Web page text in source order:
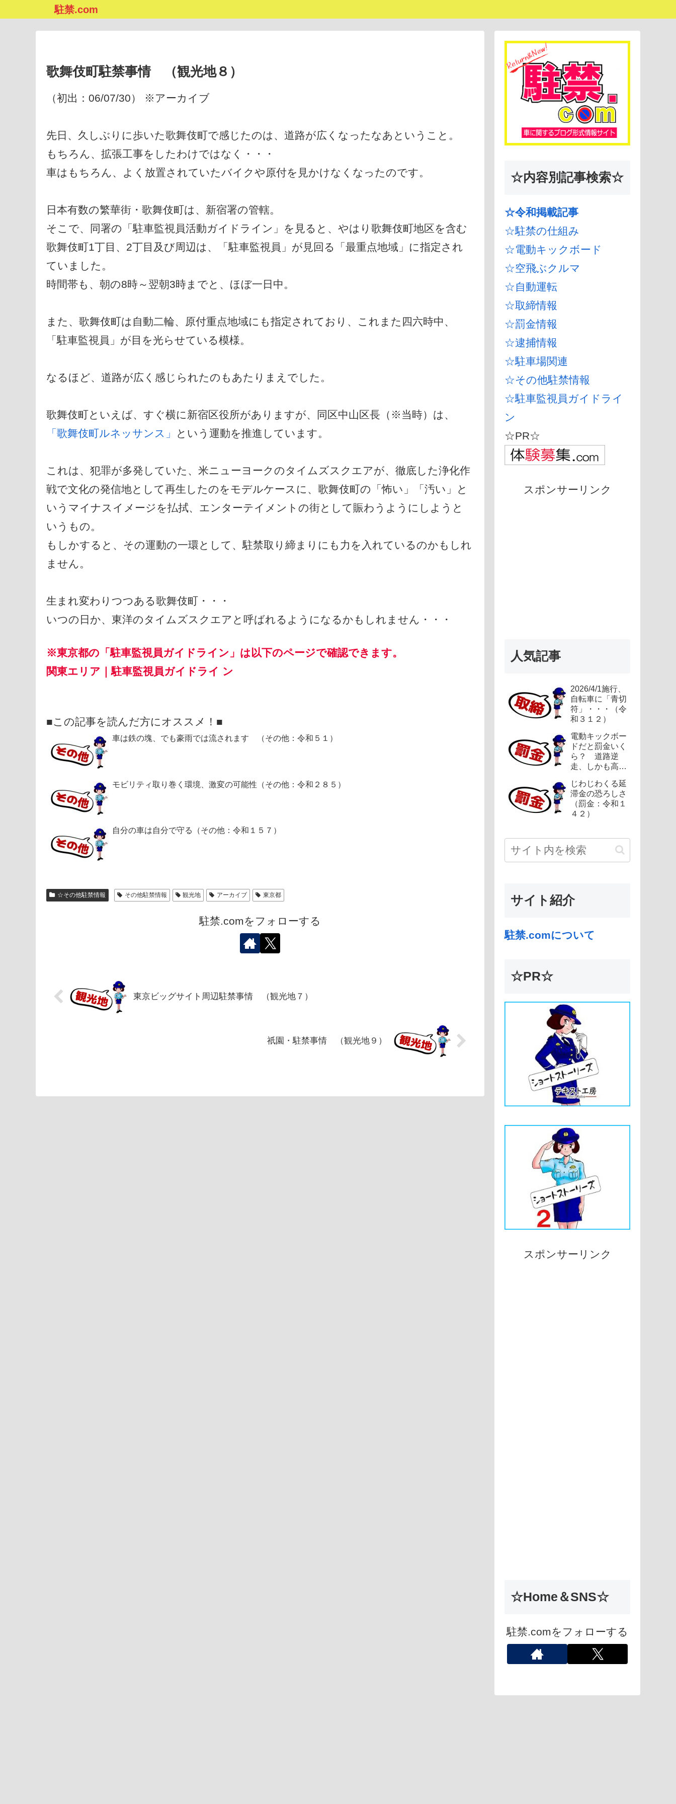
駐禁.com
歌舞伎町駐禁事情 （観光地８）
（初出：06/07/30） ※アーカイブ
先日、久しぶりに歩いた歌舞伎町で感じたのは、道路が広くなったなあということ。
もちろん、拡張工事をしたわけではなく・・・
車はもちろん、よく放置されていたバイクや原付を見かけなくなったのです。
日本有数の繁華街・歌舞伎町は、新宿署の管轄。
そこで、同署の「駐車監視員活動ガイドライン」を見ると、やはり歌舞伎町地区を含む
歌舞伎町1丁目、2丁目及び周辺は、「駐車監視員」が見回る「最重点地域」に指定され
ていました。
時間帯も、朝の8時～翌朝3時までと、ほぼ一日中。
また、歌舞伎町は自動二輪、原付重点地域にも指定されており、これまた四六時中、
「駐車監視員」が目を光らせている模様。
なるほど、道路が広く感じられたのもあたりまえでした。
歌舞伎町といえば、すぐ横に新宿区役所がありますが、同区中山区長（※当時）は、
「歌舞伎町ルネッサンス」
という運動を推進しています。
これは、犯罪が多発していた、米ニューヨークのタイムズスクエアが、徹底した浄化作
戦で文化の発信地として再生したのをモデルケースに、歌舞伎町の「怖い」「汚い」と
いうマイナスイメージを払拭、エンターテイメントの街として賑わうようにしようと
いうもの。
もしかすると、その運動の一環として、駐禁取り締まりにも力を入れているのかもしれ
ません。
生まれ変わりつつある歌舞伎町・・・
いつの日か、東洋のタイムズスクエアと呼ばれるようになるかもしれません・・・
※東京都の「駐車監視員ガイドライン」は以下のページで確認できます。
関東エリア｜駐車監視員ガイドライ ン
■この記事を読んだ方にオススメ！■
車は鉄の塊、でも豪雨では流されます （その他：令和５１）
モビリティ取り巻く環境、激変の可能性（その他：令和２８５）
自分の車は自分で守る（その他：令和１５７）
☆その他駐禁情報 その他駐禁情報 観光地 アーカイブ 東京都
駐禁.comをフォローする
東京ビッグサイト周辺駐禁事情 （観光地７）
祇園・駐禁事情 （観光地９）
☆内容別記事検索☆
☆令和掲載記事
☆駐禁の仕組み
☆電動キックボード
☆空飛ぶクルマ
☆自動運転
☆取締情報
☆罰金情報
☆逮捕情報
☆駐車場関連
☆その他駐禁情報
☆駐車監視員ガイドライ
ン
☆PR☆
スポンサーリンク
人気記事
2026/4/1施行、
自転車に「青切
符」・・・（令
和３１２）
電動キックボー
ドだと罰金いく
ら？ 道路逆
走、しかも高速
８２）
じわじわくる延
滞金の恐ろしさ
（罰金：令和１
４２）
サイト紹介
駐禁.comについて
☆PR☆
スポンサーリンク
☆Home＆SNS☆
駐禁.comをフォローする